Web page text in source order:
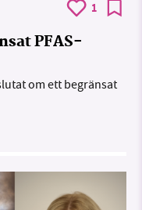
1
PFAS-
om ett begränsat